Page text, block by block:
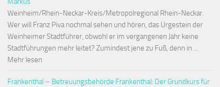
Weinheim/Rhein-Neckar-Kreis/Metropolregional Rhein-Neckar.
Wer will Franz Piva nochmal sehen und hören, das Urgestein der
Weinheimer Stadtführer, obwohl er im vergangenen Jahr keine
Stadtführungen mehr leitet? Zumindest jene zu Fuß, denn in ...
Mehr lesen
Frankenthal – Betreuungsbehörde Frankenthal: Der Grundkurs für